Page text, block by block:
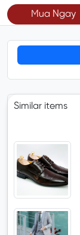
Mua Ngay
Similar items